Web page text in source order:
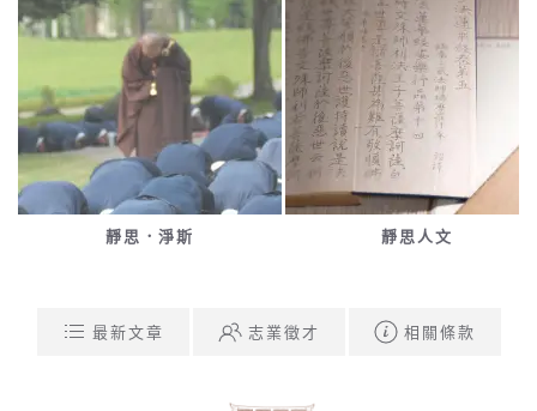
靜思．淨斯 靜思人文
最新文章 志業徵才 相關條款